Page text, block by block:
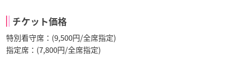
チケット価格
特別看守席：(9,500円/全席指定)
指定席：(7,800円/全席指定)